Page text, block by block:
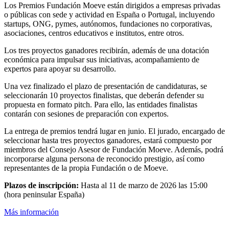
Los Premios Fundación Moeve están dirigidos a empresas privadas
o públicas con sede y actividad en España o Portugal, incluyendo
startups, ONG, pymes, autónomos, fundaciones no corporativas,
asociaciones, centros educativos e institutos, entre otros.
Los tres proyectos ganadores recibirán, además de una dotación
económica para impulsar sus iniciativas, acompañamiento de
expertos para apoyar su desarrollo.
Una vez finalizado el plazo de presentación de candidaturas, se
seleccionarán 10 proyectos finalistas, que deberán defender su
propuesta en formato pitch. Para ello, las entidades finalistas
contarán con sesiones de preparación con expertos.
La entrega de premios tendrá lugar en junio. El jurado, encargado de
seleccionar hasta tres proyectos ganadores, estará compuesto por
miembros del Consejo Asesor de Fundación Moeve. Además, podrá
incorporarse alguna persona de reconocido prestigio, así como
representantes de la propia Fundación o de Moeve.
Plazos de inscripción: Hasta al 11 de marzo de 2026 las 15:00
(hora peninsular España)
Más información